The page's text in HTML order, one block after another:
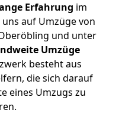
Erfahrung im
auf Umzüge von
und unter
Umzüge
besteht aus
die sich darauf
eines Umzugs zu